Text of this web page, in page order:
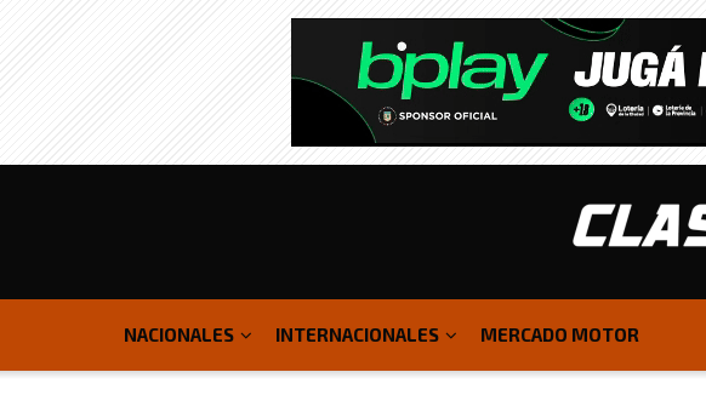
NACIONALES INTERNACIONALES MERCADO MOTOR